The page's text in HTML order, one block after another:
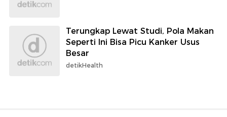
Terungkap Lewat Studi, Pola Makan
Seperti Ini Bisa Picu Kanker Usus
Besar
detikHealth